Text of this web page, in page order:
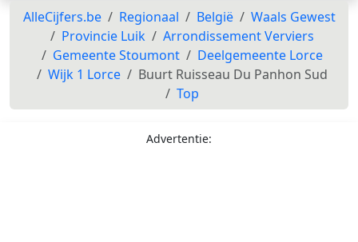
AlleCijfers.be Regionaal België
Waals Gewest
Provincie Luik
Arrondissement Verviers
Gemeente Stoumont
Deelgemeente Lorce
Wijk 1 Lorce
Buurt Ruisseau Du Panhon Sud
Top
Advertentie: